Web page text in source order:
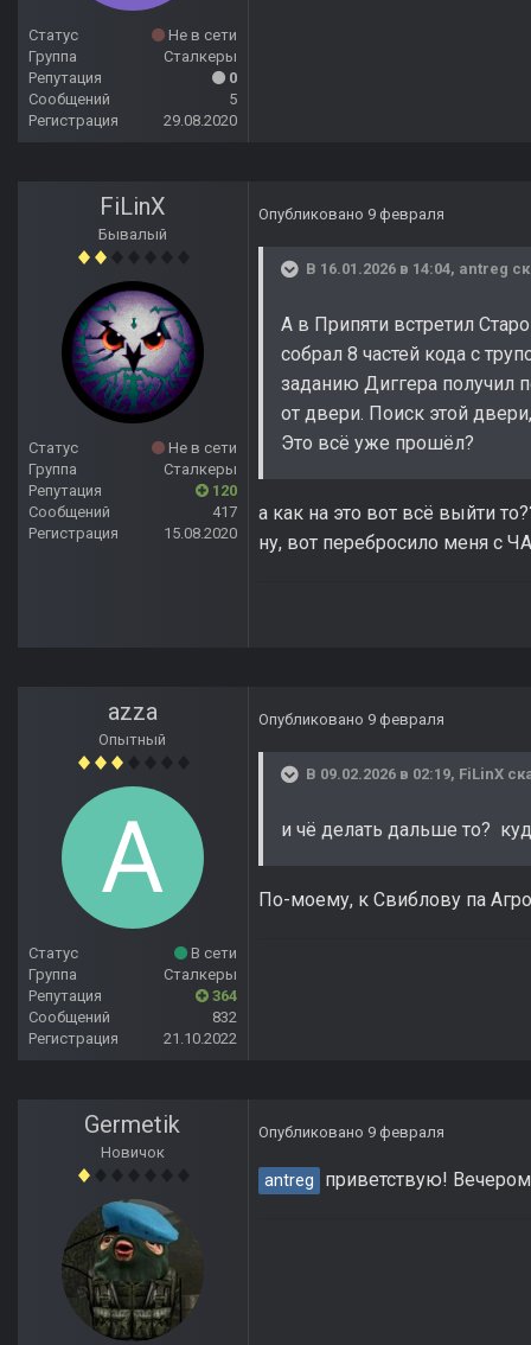
Статус
Не в сети
Группа
Сталкеры
Репутация
0
Сообщений
5
Регистрация
29.08.2020
FiLinX
Бывалый
Статус
Не в сети
Группа
Сталкеры
Репутация
120
Сообщений
417
Регистрация
15.08.2020
Опубликовано 9 февраля
В 16.01.2026 в 14:04, antreg
А в Припяти встретил
собрал 8 частей кода с
заданию Диггера получил
от двери. Поиск этой
Это всё уже прошёл?
а как на это вот всё выйти
ну, вот перебросило меня с
azza
Опытный
Статус
В сети
Группа
Сталкеры
Репутация
364
Сообщений
832
Регистрация
21.10.2022
Опубликовано 9 февраля
В 09.02.2026 в 02:19, FiLinX
и чё делать дальше то?
По-моему, к Свиблову па
Germetik
Новичок
Опубликовано 9 февраля
antreg приветствую!